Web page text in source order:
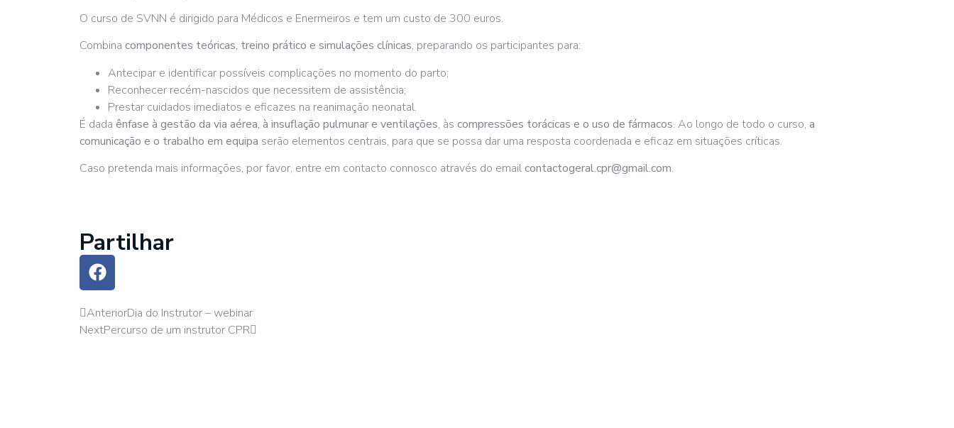
O curso de SVNN é dirigido para Médicos e Enermeiros e tem um custo de 300 euros.
Combina componentes teóricas, treino prático e simulações clínicas, preparando os participantes para:
Antecipar e identificar possíveis complicações no momento do parto;
Reconhecer recém-nascidos que necessitem de assistência;
Prestar cuidados imediatos e eficazes na reanimação neonatal.
É dada ênfase à gestão da via aérea, à insuflação pulmunar e ventilações, às compressões torácicas e o uso de fármacos. Ao longo de todo o curso, a
comunicação e o trabalho em equipa serão elementos centrais, para que se possa dar uma resposta coordenada e eficaz em situações críticas.
Caso pretenda mais informações, por favor, entre em contacto connosco através do emailcontactogeral.cpr@gmail.com.
Partilhar
AnteriorDia do Instrutor – webinar
NextPercurso de um instrutor CPR